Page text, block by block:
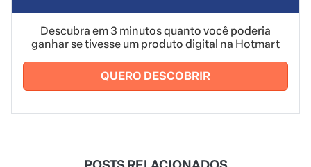
Descubra em 3 minutos quanto você poderia
ganhar se tivesse um produto digital na Hotmart
QUERO DESCOBRIR